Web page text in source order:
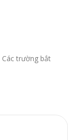
Các trường bắt